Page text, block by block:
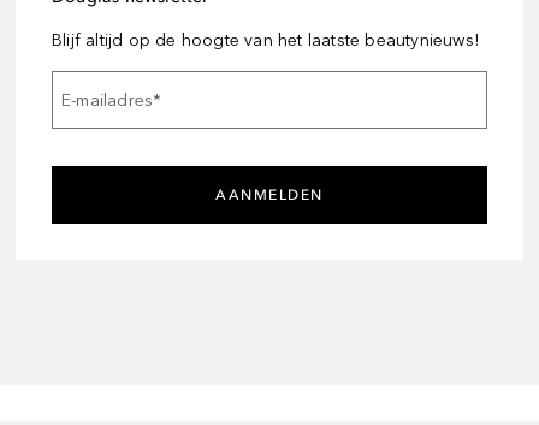
Blijf altijd op de hoogte van het laatste beautynieuws!
E-mailadres*
AANMELDEN